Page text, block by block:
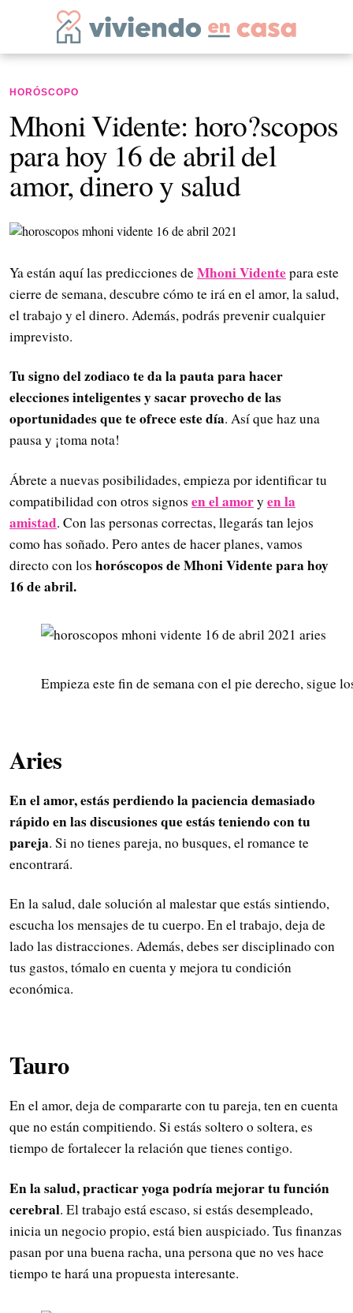
HORÓSCOPO
Mhoni Vidente: horo?scopos
para hoy 16 de abril del
amor, dinero y salud
Ya están aquí las predicciones deMhoni Videntepara este
cierre de semana, descubre cómo te irá en el amor, la salud,
el trabajo y el dinero. Además, podrás prevenir cualquier
imprevisto.
Tu signo del zodiaco te da la pauta para hacer
elecciones inteligentes y sacar provecho de las
oportunidades que te ofrece este día. Así que haz una
pausa y ¡toma nota!
Ábrete a nuevas posibilidades, empieza por identificar tu
compatibilidad con otros signos en el amory en la
amistad. Con las personas correctas, llegarás tan lejos
como has soñado. Pero antes de hacer planes, vamos
directo con los horóscopos de Mhoni Vidente para hoy
16 de abril.
Empieza este fin de semana con el pie derecho, sigue
Aries
En el amor, estás perdiendo la paciencia demasiado
rápido en las discusiones que estás teniendo con tu
pareja. Si no tienes pareja, no busques, el romance te
encontrará.
En la salud, dale solución al malestar que estás sintiendo,
escucha los mensajes de tu cuerpo. En el trabajo, deja de
lado las distracciones. Además, debes ser disciplinado con
tus gastos, tómalo en cuenta y mejora tu condición
económica.
Tauro
En el amor, deja de compararte con tu pareja, ten en cuenta
que no están compitiendo. Si estás soltero o soltera, es
tiempo de fortalecer la relación que tienes contigo.
En la salud, practicar yoga podría mejorar tu función
cerebral. El trabajo está escaso, si estás desempleado,
inicia un negocio propio, está bien auspiciado. Tus finanzas
pasan por una buena racha, una persona que no ves hace
tiempo te hará una propuesta interesante.